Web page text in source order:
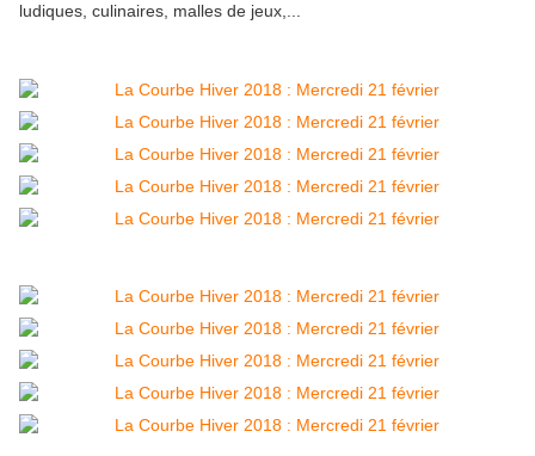
ludiques, culinaires, malles de jeux,...